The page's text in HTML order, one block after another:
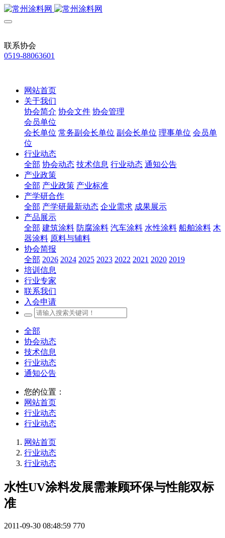
联系协会
0519-88063601
网站首页
关于我们
协会简介 协会文件 协会管理
会员单位
会长单位 常务副会长单位 副会长单位 理事单位 会员单
位
行业动态
全部 协会动态 技术信息 行业动态 通知公告
产业政策
全部 产业政策 产业标准
产学研合作
全部 产学研最新动态 企业需求 成果展示
产品展示
全部 建筑涂料 防腐涂料 汽车涂料 水性涂料 船舶涂料 木
器涂料 原料与辅料
协会简报
全部 2026 2024 2025 2023 2022 2021 2020 2019
培训信息
行业专家
联系我们
入会申请
全部
协会动态
技术信息
行业动态
通知公告
您的位置：
网站首页
行业动态
行业动态
网站首页
行业动态
行业动态
水性UV涂料发展需兼顾环保与性能双标
准
2011-09-30 08:48:59 770